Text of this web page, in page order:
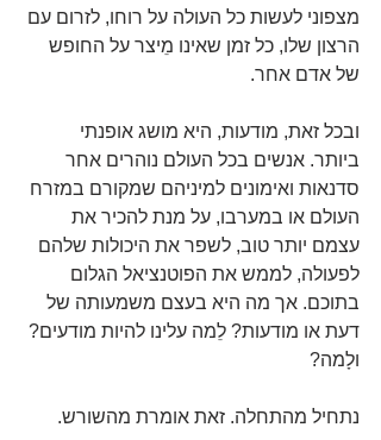
מצפוני לעשות כל העולה על רוחו, לזרום עם
הרצון שלו, כל זמן שאינו מֵיצר על החופש
של אדם אחר.
ובכל זאת, מודעות, היא מושג אופנתי
ביותר. אנשים בכל העולם נוהרים אחר
סדנאות ואימונים למיניהם שמקורם במזרח
העולם או במערבו, על מנת להכיר את
עצמם יותר טוב, לשפר את היכולות שלהם
לפעולה, לממש את הפוטנציאל הגלום
בתוכם. אך מה היא בעצם משמעותה של
דעת או מודעות? לֵמה עלינו להיות מודעים?
ולָמה?
נתחיל מהתחלה. זאת אומרת מהשורש.